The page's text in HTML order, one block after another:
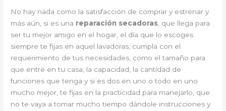
No hay nada como la satisfacción de comprar y estrenar y
más aún, si es una reparación secadoras, que llega para
ser tu mejor amigo en el hogar, el día que lo escoges
siempre te fijas en aquel lavadoras, cumpla con el
requerimiento de tus necesidades, como el tamaño para
que entre en tu casa, la capacidad, la cantidad de
funciones que tenga y si es dos en uno o todo en uno
mucho mejor, te fijas en la practicidad para manejarlo, que
no te vaya a tomar mucho tiempo dándole instrucciones y